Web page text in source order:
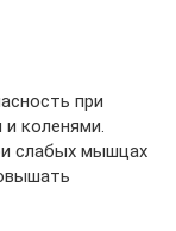
при
коленями.
слабых мышцах